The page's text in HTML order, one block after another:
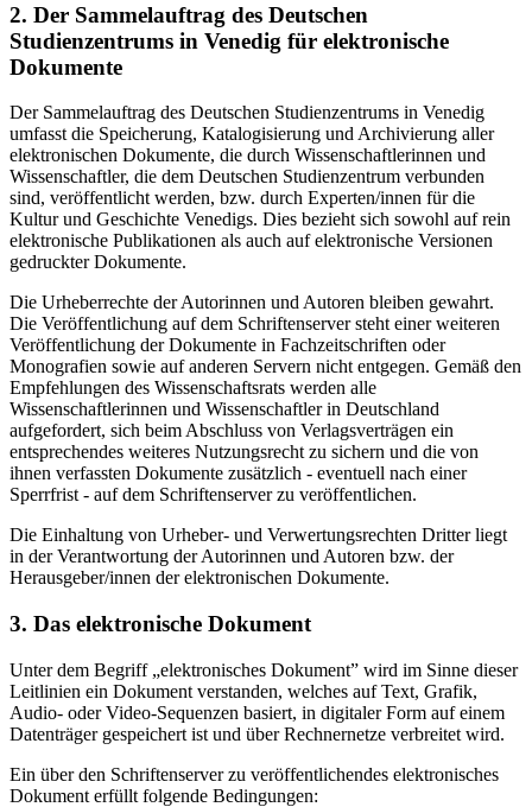
2. Der Sammelauftrag des Deutschen
Studienzentrums in Venedig für elektronische
Dokumente
Der Sammelauftrag des Deutschen Studienzentrums in Venedig
umfasst die Speicherung, Katalogisierung und Archivierung aller
elektronischen Dokumente, die durch Wissenschaftlerinnen und
Wissenschaftler, die dem Deutschen Studienzentrum verbunden
sind, veröffentlicht werden, bzw. durch Experten/innen für die
Kultur und Geschichte Venedigs. Dies bezieht sich sowohl auf rein
elektronische Publikationen als auch auf elektronische Versionen
gedruckter Dokumente.
Die Urheberrechte der Autorinnen und Autoren bleiben gewahrt.
Die Veröffentlichung auf dem Schriftenserver steht einer weiteren
Veröffentlichung der Dokumente in Fachzeitschriften oder
Monografien sowie auf anderen Servern nicht entgegen. Gemäß den
Empfehlungen des Wissenschaftsrats werden alle
Wissenschaftlerinnen und Wissenschaftler in Deutschland
aufgefordert, sich beim Abschluss von Verlagsverträgen ein
entsprechendes weiteres Nutzungsrecht zu sichern und die von
ihnen verfassten Dokumente zusätzlich - eventuell nach einer
Sperrfrist - auf dem Schriftenserver zu veröffentlichen.
Die Einhaltung von Urheber- und Verwertungsrechten Dritter liegt
in der Verantwortung der Autorinnen und Autoren bzw. der
Herausgeber/innen der elektronischen Dokumente.
3. Das elektronische Dokument
Unter dem Begriff „elektronisches Dokument” wird im Sinne dieser
Leitlinien ein Dokument verstanden, welches auf Text, Grafik,
Audio- oder Video-Sequenzen basiert, in digitaler Form auf einem
Datenträger gespeichert ist und über Rechnernetze verbreitet wird.
Ein über den Schriftenserver zu veröffentlichendes elektronisches
Dokument erfüllt folgende Bedingungen: